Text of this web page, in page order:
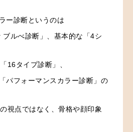
ー診断というのは
ルべ診断」、基本的な「4シ
16タイプ診断」、
パフォーマンスカラー診断」の
視点ではなく、骨格や顔印象